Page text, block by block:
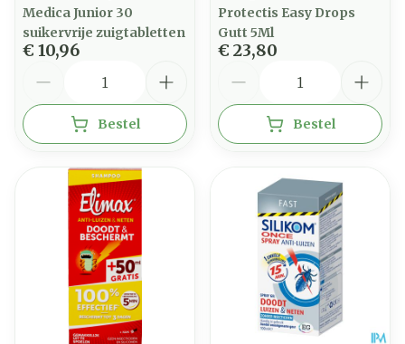
Medica Junior 30
suikervrije zuigtabletten
€ 10,96
Bestel
Protectis Easy Drops
Gutt 5Ml
€ 23,80
Bestel